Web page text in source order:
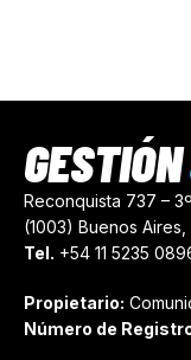
Reconquista 737 –
(1003) Buenos
Tel. +54 11 5235
Propietario:
Número de
GESTIÓN